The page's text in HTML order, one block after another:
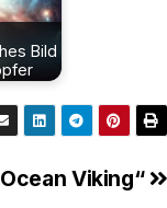
Bild
Viking“